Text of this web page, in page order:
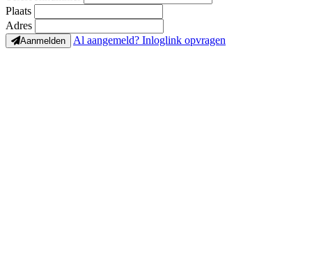
Plaats
Adres
Aanmelden Al aangemeld? Inloglink opvragen